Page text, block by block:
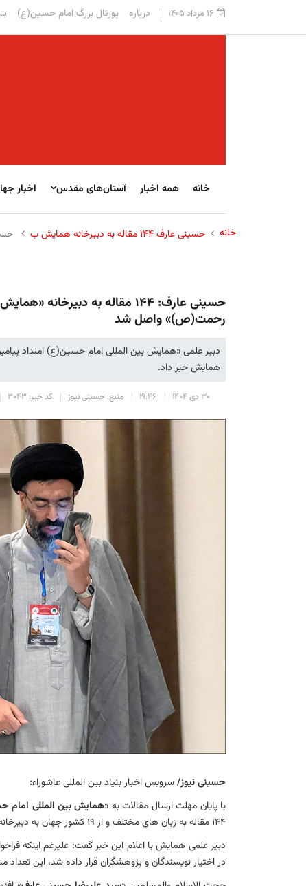
۱۶ مرداد ۱۴۰۵ درباره پورتال بزرگ امام حسین(ع)
خانه همه اخبار آستان‌های مقدس اخبار
خانه حسینی عارف ۱۴۴ مقاله به دبیرخانه همایش ب حسینی عارف: ۱۴۴ مقاله
حسینی عارف: ۱۴۴ مقاله به
رحمت(ص)» واصل شد
همایش خبر داد.
۳۰ دی ۱۴۰۴ ۱۹:۴۶ منبع: حسینی نیوز کد خبر: ۳۰۴۳
حسینی نیوز/سرویس اخبار بنیاد بین المللی عاشوراء:
با پایان مهلت ارسال مقالات به «همایش بین المللی امام
۱۴۴ مقاله به زبان های مختلف و از ۱۹ کشور جهان به دبیرخانه همایش واصل شد.
دبیر علمی همایش با اعلام این خبر گفت: علیرغم اینکه
در اختیار نویسندگان و پژوهشگران قرار داده شد، این